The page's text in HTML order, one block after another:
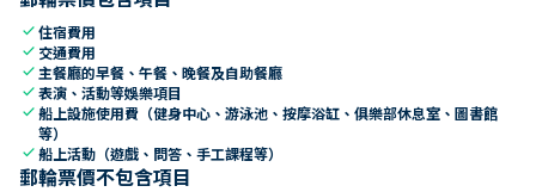
check住宿費用
check 交通費用
check 主餐廳的早餐、午餐、晚餐及自助餐廳
check表演、活動等娛樂項目
check船上設施使用費（健身中心、游泳池、按摩浴缸、俱樂部休息室、圖書館
等）
check船上活動（遊戲、問答、手工課程等）
郵輪票價不包含項目